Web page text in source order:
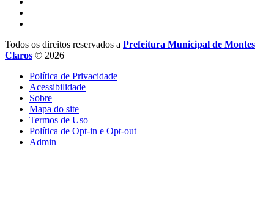
Todos os direitos reservados a Prefeitura Municipal de Montes
Claros © 2026
Política de Privacidade
Acessibilidade
Sobre
Mapa do site
Termos de Uso
Política de Opt-in e Opt-out
Admin